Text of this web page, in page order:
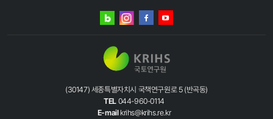
네이버
인스타그램
(30147) 세종특별자치시 국책연구원로 5 (반곡동)
TEL 044-960-0114
E-mail krihs@krihs.re.kr